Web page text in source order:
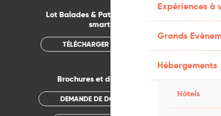
Expériences à
Grands
Hébergements
Hôtels
Lot Balades & Patrimoines sur votre
smartphone
TÉLÉCHARGER L'APPLICATION
Brochures et documentations
DEMANDE DE DOCUMENTATION